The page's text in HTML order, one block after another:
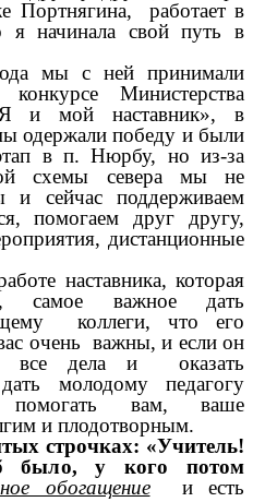
Портнягина, работает в
я начинала свой путь в
мы с ней принимали
Министерства
и мой наставник», в
одержали победу и были
в п. Нюрбу, но из-за
схемы севера мы не
сейчас поддерживаем
помогаем друг другу,
дистанционные
наставника, которая
самое важное дать
коллеги, что его
очень важны, и если он
все дела и оказать
молодому педагогу
помогать вам, ваше
и плодотворным.
строчках: «Учитель!
было, у кого потом
обогащениеи есть